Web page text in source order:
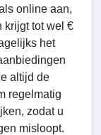
online aan,
krijgt tot wel €
het
altijd de
regelmatig
zodat u
misloopt.